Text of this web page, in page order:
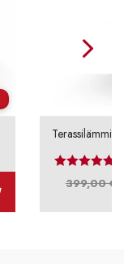
399,00€